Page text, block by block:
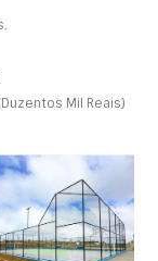
Mil Reais)